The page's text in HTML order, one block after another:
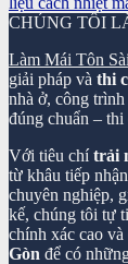
CHÚNG TÔI
Làm Mái Tôn
giải pháp và thi
nhà ở, công
đúng chuẩn –
Với tiêu chítrải
từ khâu tiếp
chuyên nghiệp,
kế, chúng tôi tự
chính xác cao
Gòn để có